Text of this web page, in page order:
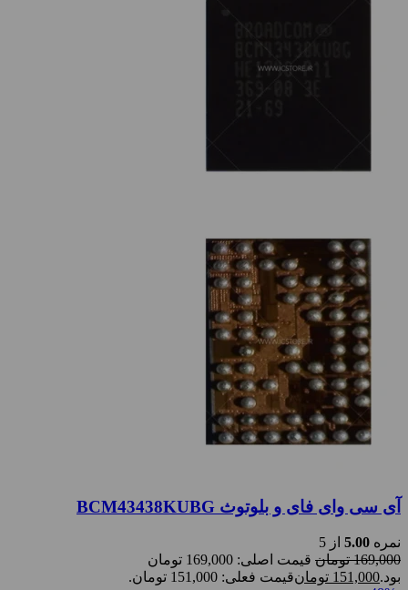
آی سی وای فای و بلوتوث BCM43438KUBG
نمره 5.00 از 5
169,000 تومان
قیمت اصلی: 169,000 تومان
بود.151,000 تومانقیمت فعلی: 151,000 تومان.